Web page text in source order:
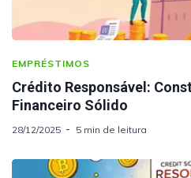
EMPRÉSTIMOS
Crédito Responsável:
Financeiro Sólido
28/12/2025 5 min de leitura